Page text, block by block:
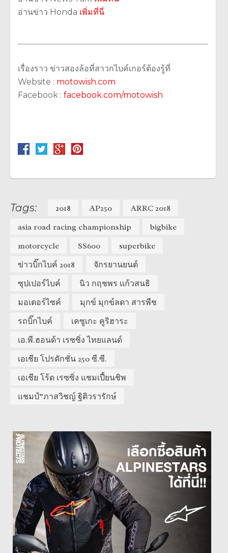
อ่านข่าว Honda เพิ่มที่นี่
เรื่องราว ข่าวสองล้อที่สาวกไบค์เกอร์ต้องรู้ที่
Website : motowish.com
Facebook : facebook.com/motowish
Tags: 2018 AP250
ARRC 2018
asia road racing championship
bigbike
motorcycle
SS600
superbike
ข่าวบิ๊กไบค์ 2018
จักรยานยนต์
ซุปเปอร์ไบค์
นิว กฤชพร แก้วสนธิ
มอเตอร์ไซค์
มุกข์ มุกข์ลดา สารพืช
รถบิ๊กไบค์
เคซูเกะ คูริฮาระ
เอ.พี.ฮอนด้า เรซซิ่ง ไทยแลนด์
เอเชีย โปรดักชั่น 250 ซี.ซี.
เอเชีย โร้ด เรซซิ่ง แชมเปี้ยนชิพ
แชมป์”ภาสวิชญ์ ฐิติวรารักษ์